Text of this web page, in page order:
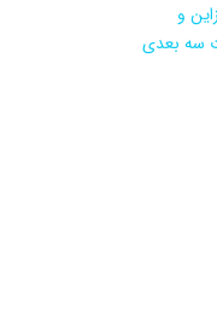
و
سه بعدی